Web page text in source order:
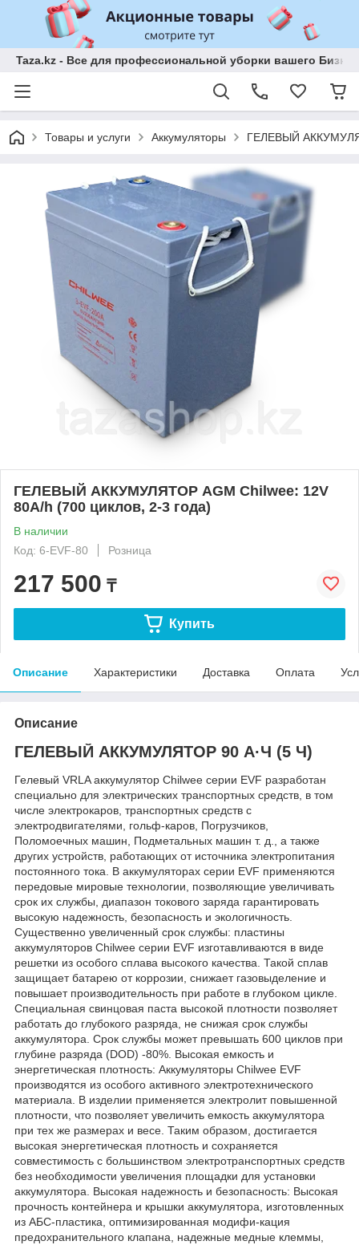
Taza.kz - Все для профессиональной уборки вашего
Товары и услуги Аккумуляторы ГЕЛЕВЫЙ
ГЕЛЕВЫЙ АККУМУЛЯТОР AGM Chilwee: 12V
80A/h (700 циклов, 2-3 года)
В наличии
Код: 6-EVF-80
Розница
217 500 ₸
Купить
Описание Характеристики Доставка Оплата
Описание
ГЕЛЕВЫЙ АККУМУЛЯТОР 90 А·Ч (5 Ч)
Гелевый VRLA аккумулятор Chilwee серии EVF разработан
специально для электрических транспортных средств, в том
числе электрокаров, транспортных средств с
электродвигателями, гольф-каров, Погрузчиков,
Поломоечных машин, Подметальных машин т. д., а также
других устройств, работающих от источника электропитания
постоянного тока. В аккумуляторах серии EVF применяются
передовые мировые технологии, позволяющие увеличивать
срок их службы, диапазон токового заряда гарантировать
высокую надежность, безопасность и экологичность.
Существенно увеличенный срок службы: пластины
аккумуляторов Chilwee серии EVF изготавливаются в виде
решетки из особого сплава высокого качества. Такой сплав
защищает батарею от коррозии, снижает газовыделение и
повышает производительность при работе в глубоком цикле.
Специальная свинцовая паста высокой плотности позволяет
работать до глубокого разряда, не снижая срок службы
аккумулятора. Срок службы может превышать 600 циклов при
глубине разряда (DOD) -80%. Высокая емкость и
энергетическая плотность: Аккумуляторы Chilwee EVF
производятся из особого активного электротехнического
материала. В изделии применяется электролит повышенной
плотности, что позволяет увеличить емкость аккумулятора
при тех же размерах и весе. Таким образом, достигается
высокая энергетическая плотность и сохраняется
совместимость с большинством электротранспортных средств
без необходимости увеличения площадки для установки
аккумулятора. Высокая надежность и безопасность: Высокая
прочность контейнера и крышки аккумулятора, изготовленных
из АБС-пластика, оптимизированная модифи-кация
предохранительного клапана, надежные медные клеммы,